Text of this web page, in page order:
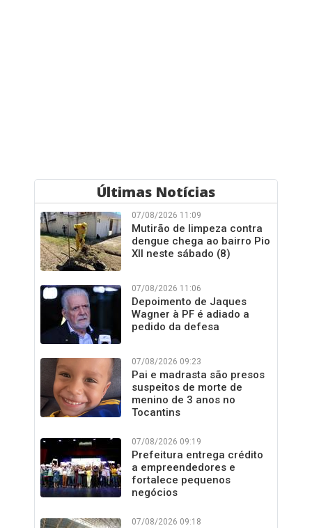
Últimas Notícias
07/08/2026 11:09
Mutirão de limpeza contra
dengue chega ao bairro Pio
XII neste sábado (8)
07/08/2026 11:06
Depoimento de Jaques
Wagner à PF é adiado a
pedido da defesa
07/08/2026 09:23
Pai e madrasta são presos
suspeitos de morte de
menino de 3 anos no
Tocantins
07/08/2026 09:19
Prefeitura entrega crédito
a empreendedores e
fortalece pequenos
negócios
07/08/2026 09:18